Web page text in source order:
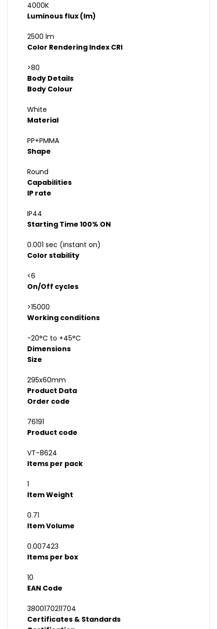
4000K
Luminous flux (lm)
2500 lm
Color Rendering Index CRI
>80
Body Details
Body Colour
White
Material
PP+PMMA
Shape
Round
Capabilities
IP rate
IP44
Starting Time 100% ON
0.001 sec (instant on)
Color stability
<6
On/Off cycles
>15000
Working conditions
-20°C to +45°C
Dimensions
Size
295x60mm
Product Data
Order code
76191
Product code
VT-8624
Items per pack
1
Item Weight
0.71
Item Volume
0.007423
Items per box
10
EAN Code
3800170211704
Certificates & Standards